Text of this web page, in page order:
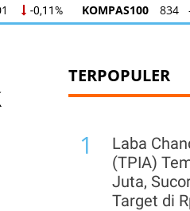
KOMPAS100 834 -1,34 -
KOMPAS100 834 -1,34 -
TERPOPULER
1
Laba
(TPIA)
Juta,
Target di